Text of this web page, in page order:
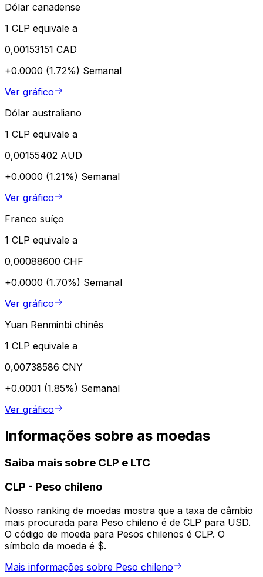
Dólar canadense
1 CLP equivale a
0,00153151 CAD
+0.0000 (1.72%) Semanal
Ver gráfico
Dólar australiano
1 CLP equivale a
0,00155402 AUD
+0.0000 (1.21%) Semanal
Ver gráfico
Franco suíço
1 CLP equivale a
0,00088600 CHF
+0.0000 (1.70%) Semanal
Ver gráfico
Yuan Renminbi chinês
1 CLP equivale a
0,00738586 CNY
+0.0001 (1.85%) Semanal
Ver gráfico
Informações sobre as moedas
Saiba mais sobre CLP e LTC
CLP - Peso chileno
Nosso ranking de moedas mostra que a taxa de câmbio
mais procurada para Peso chileno é de CLP para USD.
O código de moeda para Pesos chilenos é CLP. O
símbolo da moeda é $.
Mais informações sobre Peso chileno